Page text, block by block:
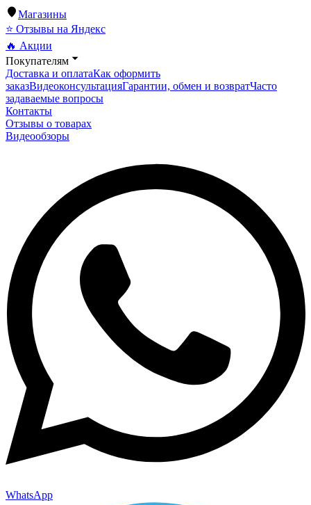
Магазины
⭐ Отзывы на Яндекс
🔥 Акции
Покупателям
Доставка и оплатаКак оформить
заказВидеоконсультацияГарантии, обмен и возвратЧасто
задаваемые вопросы
Контакты
Отзывы о товарах
Видеообзоры
WhatsApp